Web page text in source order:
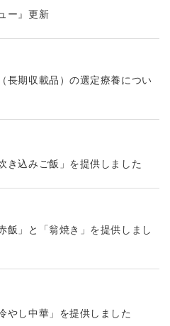
ー』更新
長期収載品）の選定療養につい
き込みご飯」を提供しました
飯」と「翁焼き」を提供しまし
やし中華」を提供しました